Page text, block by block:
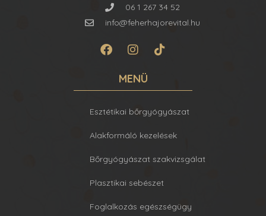
06 1 267 34 52
info@feherhajorevital.hu
MENÜ
Esztétikai bőrgyógyászat
Alakformáló kezelések
Bőrgyógyászat szakvizsgálat
Plasztikai sebészet
Foglalkozás egészségügy